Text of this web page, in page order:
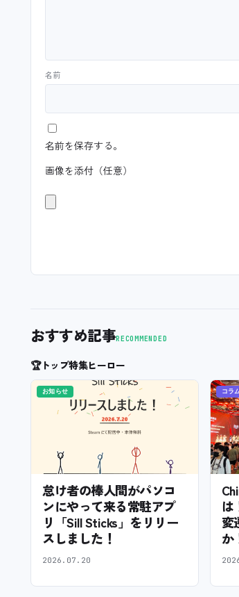
名前
名前を保存する。
画像を添付（任意）
おすすめ記事RECOMMENDED
🏆トップ特集ヒーロー
お知らせ
怠け者の棒人間がパソコ
ンにやって来る常駐アプ
リ「Sill Sticks」をリリー
スしました！
2026.07.20
コラ
は
変
か